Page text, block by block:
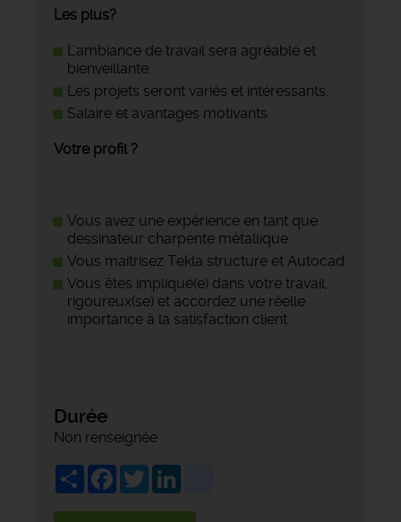
Les plus?
L'ambiance de travail sera agréable et
bienveillante.
Les projets seront variés et intéressants.
Salaire et avantages motivants
Votre profil ?
Vous avez une expérience en tant que
dessinateur charpente métallique
Vous maitrisez Tekla structure et Autocad
Vous êtes impliqué(e) dans votre travail,
rigoureux(se) et accordez une réelle
importance à la satisfaction client.
Durée
Non renseignée
ShareFacebook
Twitter